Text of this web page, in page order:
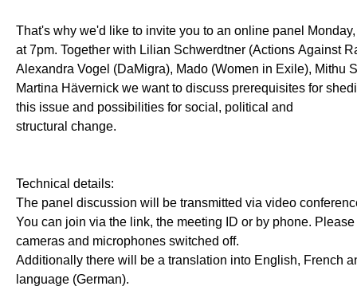
That's why we'd like to invite you to an online panel
at 7pm. Together with Lilian Schwerdtner (Actions Against
Alexandra Vogel (DaMigra), Mado (Women in Exile), Mithu
Martina Hävernick we want to discuss prerequisites for
this issue and possibilities for social, political and
structural change.
Technical details:
The panel discussion will be transmitted via video
You can join via the link, the meeting ID or by phone.
cameras and microphones switched off.
Additionally there will be a translation into English, French
language (German).